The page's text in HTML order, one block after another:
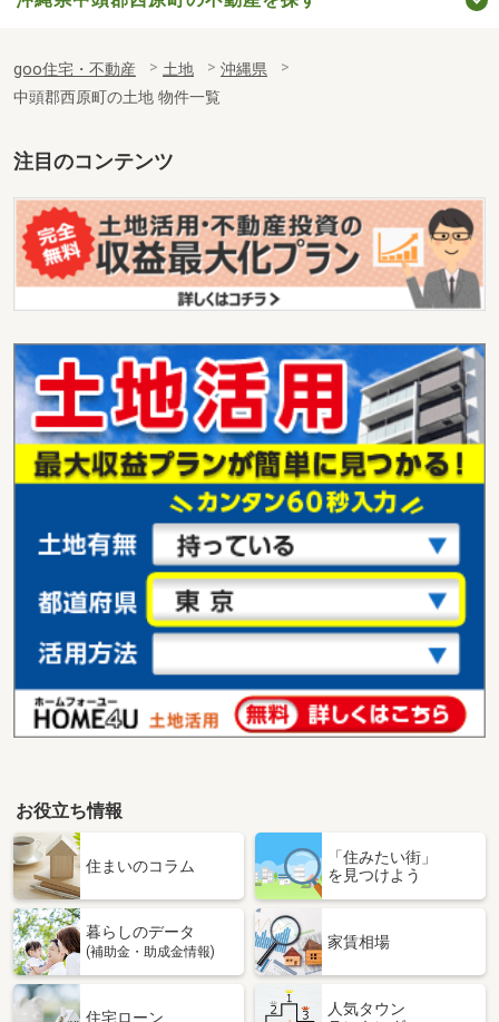
goo住宅・不動産 土地
沖縄県
中頭郡西原町の土地 物件一覧
注目のコンテンツ
お役立ち情報
住まいのコラム
「住みたい街」
を見つけよう
暮らしのデータ
(補助金・助成金情報)
家賃相場
住宅ローン
人気タウン